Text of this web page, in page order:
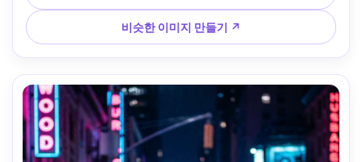
비슷한 이미지 만들기 ↗